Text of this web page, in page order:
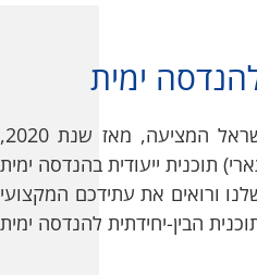
ימית
הטכניון היא האוניברסיטה היחידה בישראל המציעה, מאז שנת 2020,
ורואים את עתידכם המקצועי